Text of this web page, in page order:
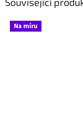
Na míru